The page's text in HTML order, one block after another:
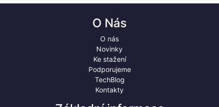
O Nás
O nás
Novinky
Ke stažení
Podporujeme
TechBlog
Kontakty